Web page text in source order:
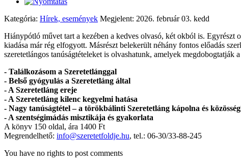
Kategória: Hírek, események Megjelent: 2026. február 03. kedd
Hiánypótló művet tart a kezében a kedves olvasó, két okból is. Egyrészt
kiadása már rég elfogyott. Másrészt belekerült néhány fontos előadás
szeretetlángos tanúságtételeket is olvashatunk, amelyek megdobogtatják
- Találkozásom a Szeretetlánggal
- Belső gyógyulás a Szeretetláng által
- A Szeretetláng ereje
- A Szeretetláng kilenc kegyelmi hatása
- Nagy tanúságtétel – a törökbálinti Szeretetláng kápolna és
- A szentségimádás misztikája és gyakorlata
A könyv 150 oldal, ára 1400 Ft
Megrendelhető: info@szeretetfoldje.hu, tel.: 06-30/33-88-245
You have no rights to post comments